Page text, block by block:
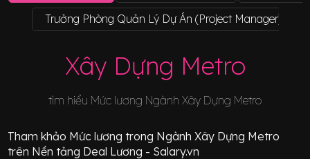
Trưởng Phòng Quản Lý Dự Án (Project Manager)
Xây Dựng Metro
tìm hiểu Mức lương Ngành Xây Dựng Metro
Tham khảo Mức lương trong NgànhXây Dựng Metro
trên Nền tảng Deal Lương - Salary.vn